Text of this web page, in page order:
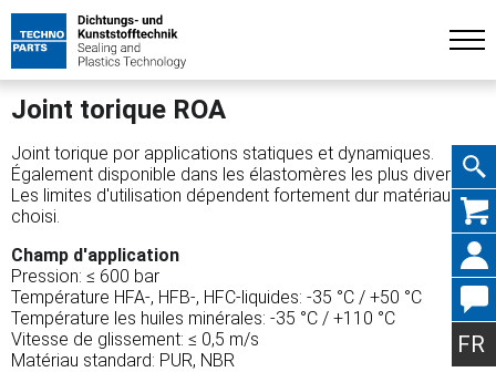
Aller
au
FR
Joint torique ROA
Joint torique por applications statiques et dynamiques.
Également disponible dans les élastomères les plus divers.
Les limites d'utilisation dépendent fortement dur matériau
choisi.
Champ d'application
Pression: ≤ 600 bar
Température HFA-, HFB-, HFC-liquides: -35 °C / +50 °C
Température les huiles minérales: -35 °C / +110 °C
Vitesse de glissement: ≤ 0,5 m/s
Matériau standard: PUR, NBR